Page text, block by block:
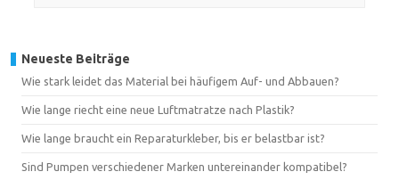
Neueste Beiträge
Wie stark leidet das Material bei häufigem Auf- und Abbauen?
Wie lange riecht eine neue Luftmatratze nach Plastik?
Wie lange braucht ein Reparaturkleber, bis er belastbar ist?
Sind Pumpen verschiedener Marken untereinander kompatibel?